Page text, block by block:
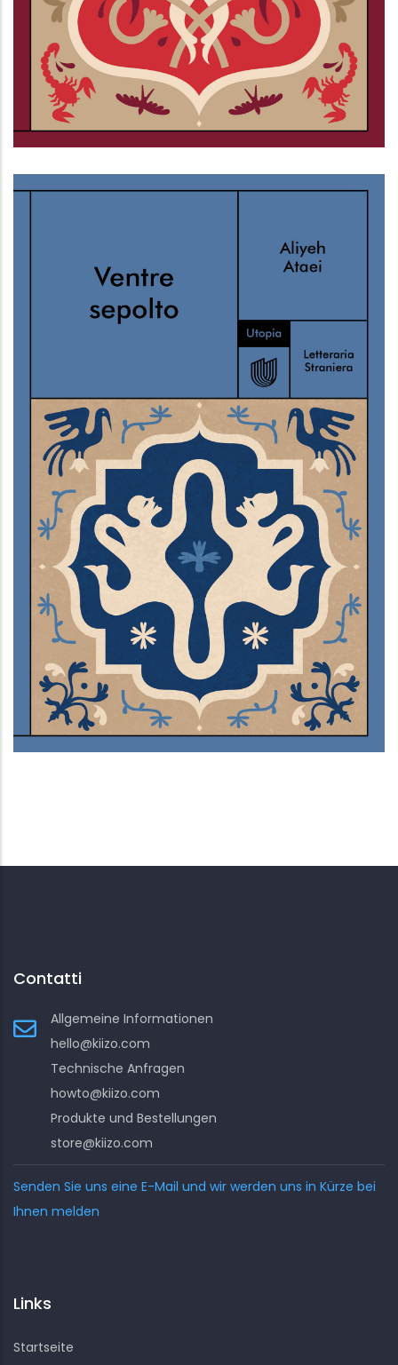
Ciechi al buio
Ventre sepolto
Contatti
Allgemeine Informationen
hello@kiizo.com
Technische Anfragen
howto@kiizo.com
Produkte und Bestellungen
store@kiizo.com
Senden Sie uns eine E-Mail und wir werden uns in Kürze bei
Ihnen melden
Links
Startseite